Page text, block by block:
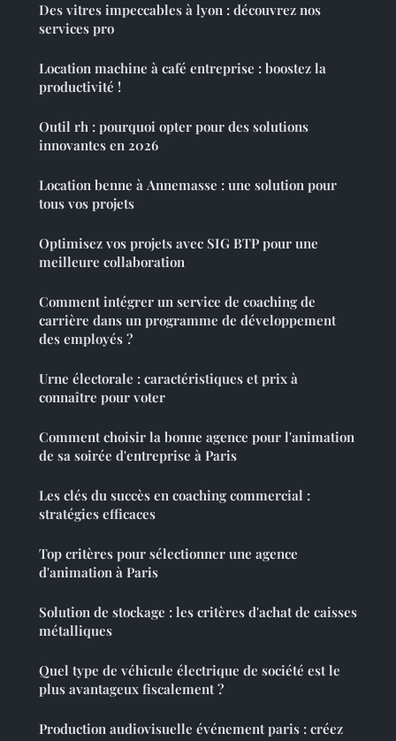
Des vitres impeccables à lyon : découvrez nos
services pro
Location machine à café entreprise : boostez la
productivité !
Outil rh : pourquoi opter pour des solutions
innovantes en 2026
Location benne à Annemasse : une solution pour
tous vos projets
Optimisez vos projets avec SIG BTP pour une
meilleure collaboration
Comment intégrer un service de coaching de
carrière dans un programme de développement
des employés ?
Urne électorale : caractéristiques et prix à
connaître pour voter
Comment choisir la bonne agence pour l'animation
de sa soirée d'entreprise à Paris
Les clés du succès en coaching commercial :
stratégies efficaces
Top critères pour sélectionner une agence
d'animation à Paris
Solution de stockage : les critères d'achat de caisses
métalliques
Quel type de véhicule électrique de société est le
plus avantageux fiscalement ?
Production audiovisuelle événement paris : créez